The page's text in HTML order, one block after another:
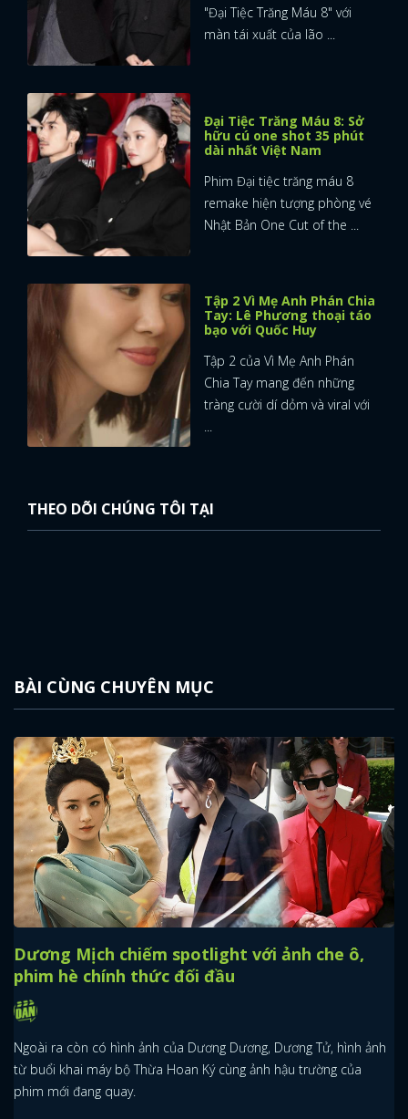
"Đại Tiệc Trăng Máu 8" với
màn tái xuất của lão ...
Đại Tiệc Trăng Máu 8: Sở
hữu cú one shot 35 phút
dài nhất Việt Nam
Phim Đại tiệc trăng máu 8
remake hiện tượng phòng vé
Nhật Bản One Cut of the ...
Tập 2 Vì Mẹ Anh Phán Chia
Tay: Lê Phương thoại táo
bạo với Quốc Huy
Tập 2 của Vì Mẹ Anh Phán
Chia Tay mang đến những
tràng cười dí dỏm và viral với
THEO DÕI CHÚNG TÔI TẠI
BÀI CÙNG CHUYÊN MỤC
Dương Mịch chiếm spotlight với ảnh che ô,
phim hè chính thức đối đầu
Ngoài ra còn có hình ảnh của Dương Dương, Dương Tử, hình ảnh
từ buổi khai máy bộ Thừa Hoan Ký cùng ảnh hậu trường của
phim mới đang quay.